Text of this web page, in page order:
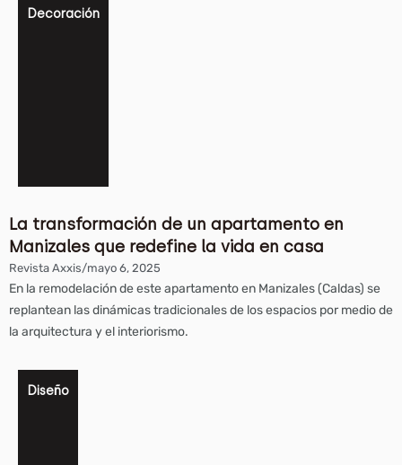
Decoración
La transformación de un apartamento en
Manizales que redefine la vida en casa
Revista Axxis/mayo 6, 2025
En la remodelación de este apartamento en Manizales (Caldas) se
replantean las dinámicas tradicionales de los espacios por medio de
la arquitectura y el interiorismo.
Diseño